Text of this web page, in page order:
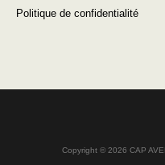
Politique de confidentialité
Copyright © 2026 CAP